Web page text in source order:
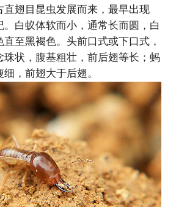
直翅目昆虫发展而来，最早出现
。白蚁体软而小，通常长而圆，白
至黑褐色。头前口式或下口式，
珠状，腹基粗壮，前后翅等长；蚂
，前翅大于后翅。